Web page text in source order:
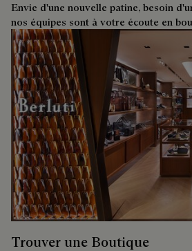
Envie d'une nouvelle patine, besoin
nos équipes sont à votre écoute en
Trouver une Boutique